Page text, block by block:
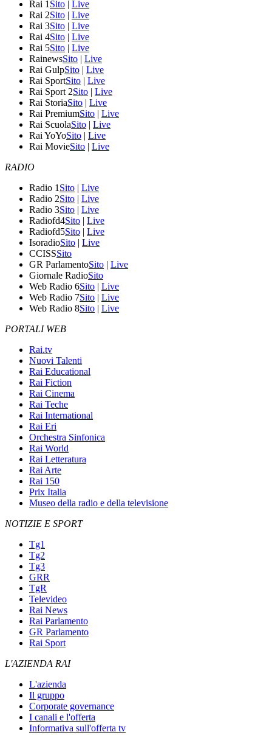
Rai 1 Sito | Live
Rai 2Sito | Live
Rai 3Sito | Live
Rai 4Sito | Live
Rai 5Sito | Live
RainewsSito | Live
Rai GulpSito | Live
Rai SportSito | Live
Rai Sport 2Sito | Live
Rai StoriaSito | Live
Rai PremiumSito | Live
Rai ScuolaSito | Live
Rai YoYoSito | Live
Rai MovieSito | Live
RADIO
Radio 1 Sito | Live
Radio 2Sito | Live
Radio 3Sito | Live
Radiofd4Sito | Live
Radiofd5Sito | Live
IsoradioSito | Live
CCISSSito
GR ParlamentoSito | Live
Giornale RadioSito
Web Radio 6Sito | Live
Web Radio 7Sito | Live
Web Radio 8Sito | Live
PORTALI WEB
Rai.tv
Nuovi Talenti
Rai Educational
Rai Fiction
Rai Cinema
Rai Teche
Rai International
Rai Eri
Orchestra Sinfonica
Rai World
Rai Letteratura
Rai Arte
Rai 150
Prix Italia
Museo della radio e della televisione
NOTIZIE E SPORT
Tg1
Tg2
Tg3
GRR
TgR
Televideo
Rai News
Rai Parlamento
GR Parlamento
Rai Sport
L'AZIENDA RAI
L'azienda
Il gruppo
Corporate governance
I canali e l'offerta
Informativa sull'offerta tv